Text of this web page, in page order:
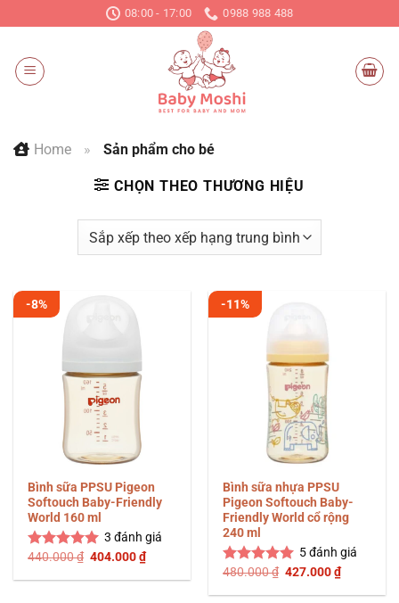
đến
dung
08:00 - 17:00 0988 988 488
Home » Sản phẩm cho bé
CHỌN THEO THƯƠNG HIỆU
-8%
Bình sữa PPSU Pigeon
Softouch Baby-Friendly
World 160 ml
Được xếp
3 đánh giá
440.000₫ Giá
là:
404.000₫Giá
hiện
tại
-11%
Bình sữa nhựa PPSU
Pigeon Softouch Baby-
Friendly World cổ rộng
240 ml
Được xếp
5đánh giá
480.000₫ Giá
là:
427.000₫Giá
hiện
tại